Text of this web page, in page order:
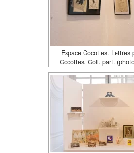
Espace Cocottes. Lettres
Cocottes. Coll. part.